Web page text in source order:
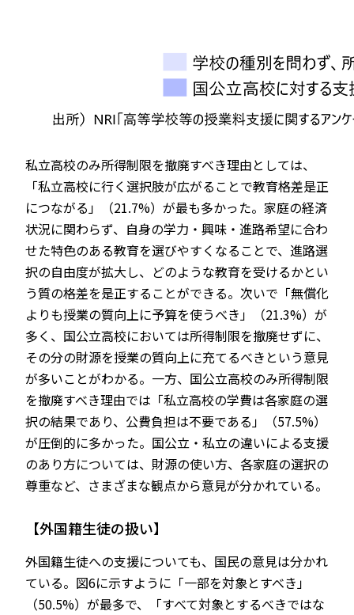
私立高校のみ所得制限を撤廃すべき理由としては、
「私立高校に行く選択肢が広がることで教育格差是正
につながる」（21.7%）が最も多かった。家庭の経済
状況に関わらず、自身の学力・興味・進路希望に合わ
せた特色のある教育を選びやすくなることで、進路選
択の自由度が拡大し、どのような教育を受けるかとい
う質の格差を是正することができる。次いで「無償化
よりも授業の質向上に予算を使うべき」（21.3%）が
多く、国公立高校においては所得制限を撤廃せずに、
その分の財源を授業の質向上に充てるべきという意見
が多いことがわかる。一方、国公立高校のみ所得制限
を撤廃すべき理由では「私立高校の学費は各家庭の選
択の結果であり、公費負担は不要である」（57.5%）
が圧倒的に多かった。国公立・私立の違いによる支援
のあり方については、財源の使い方、各家庭の選択の
尊重など、さまざまな観点から意見が分かれている。
【外国籍生徒の扱い】
外国籍生徒への支援についても、国民の意見は分かれ
ている。図6に示すように「一部を対象とすべき」
（50.5%）が最多で、「すべて対象とするべきではな